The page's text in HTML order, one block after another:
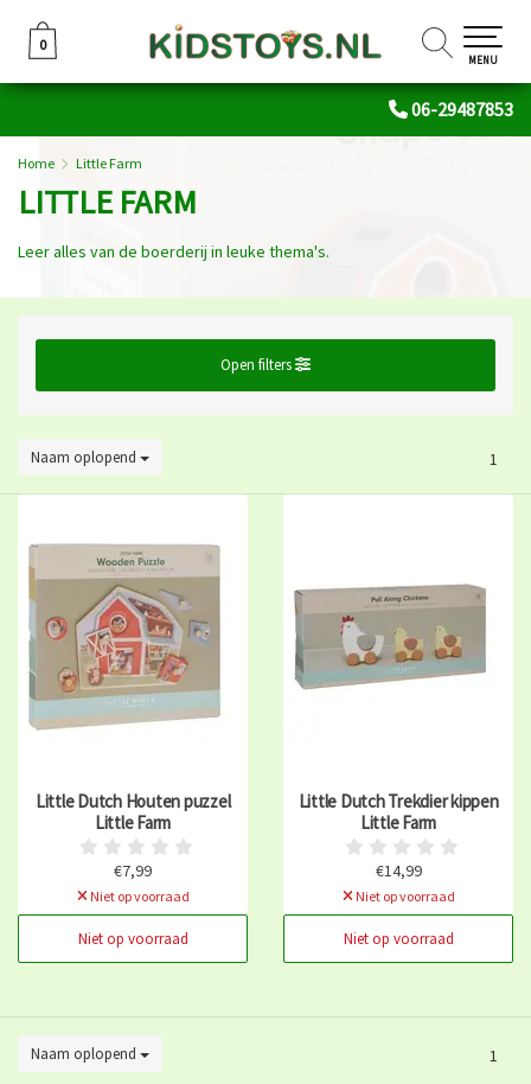
06-29487853
0
0
MENU
Home Little Farm
LITTLE FARM
Leer alles van de boerderij in leuke thema's.
Open filters
Naam oplopend 1
Little Dutch Houten puzzel
Little Farm
€7,99
Niet op voorraad
Niet op voorraad
Little Dutch Trekdier kippen
Little Farm
€14,99
Niet op voorraad
Niet op voorraad
Naam oplopend 1